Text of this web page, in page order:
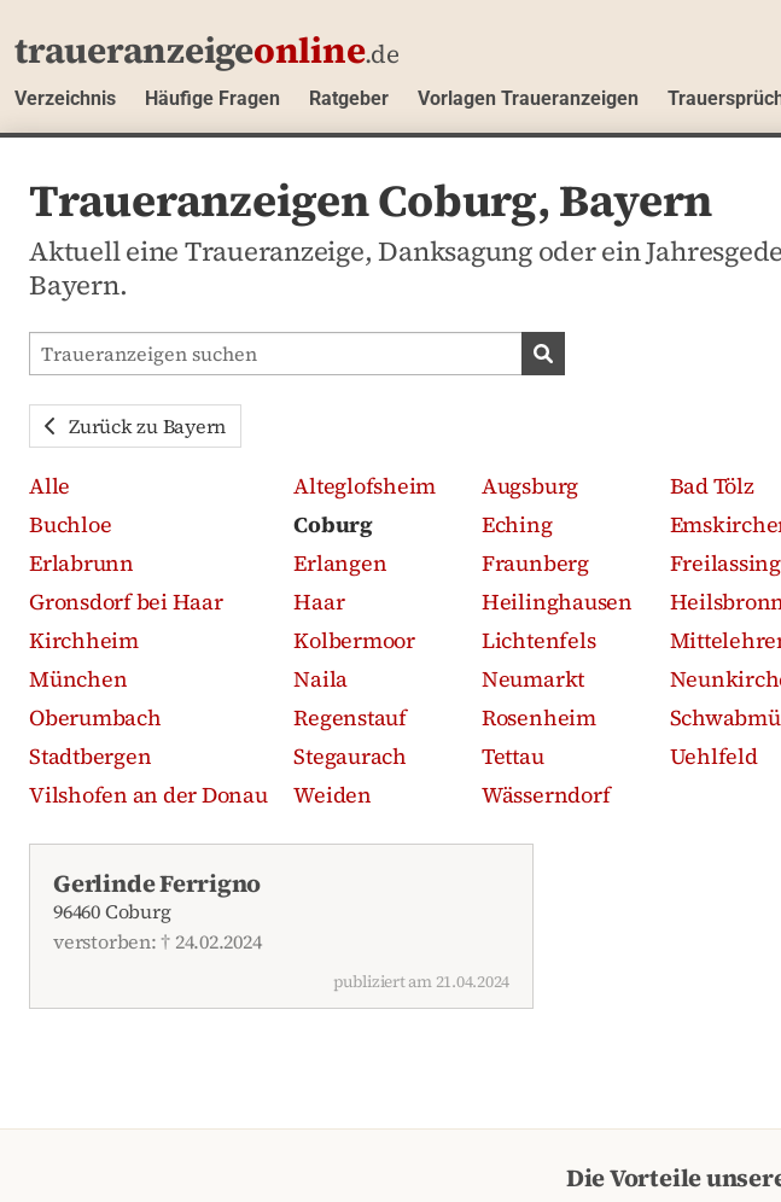
traueranzeigeonline.de
Verzeichnis Häufige Fragen Ratgeber Vorlagen Traueranzeigen
Traueranzeigen Coburg, Bayern
Aktuell eine Traueranzeige, Danksagung oder ein
Bayern.
Traueranzeigen-Portal durchsuchen
Traueranzeigen suchen
Zurück zu Bayern
Alle Alteglofsheim Augsburg Bad Tölz
Buchloe
Coburg Eching
Erlabrunn
Erlangen Fraunberg Freilassing
Gronsdorf bei Haar
Haar Heilinghausen
Kirchheim
Kolbermoor Lichtenfels
München
Naila Neumarkt
Oberumbach
Regenstauf Rosenheim
Stadtbergen
Stegaurach Tettau Uehlfeld
Vilshofen an der Donau
Weiden Wässerndorf
Gerlinde Ferrigno
96460 Coburg
verstorben: † 24.02.2024
publiziert am 21.04.2024
Die Vorteile